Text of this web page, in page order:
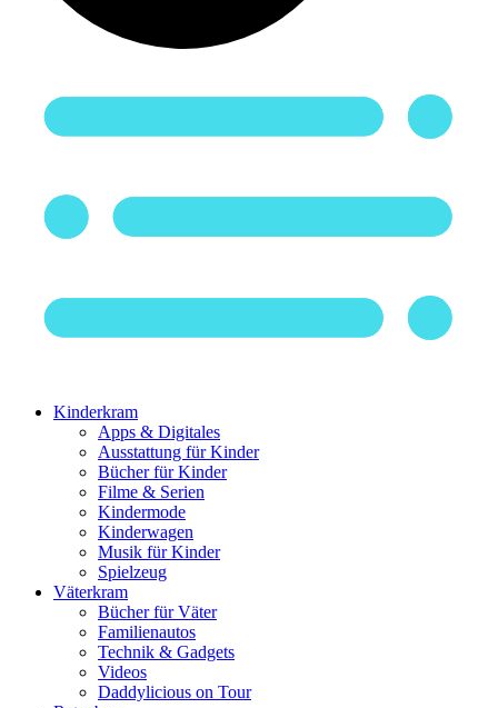
Kinderkram
Apps & Digitales
Ausstattung für Kinder
Bücher für Kinder
Filme & Serien
Kindermode
Kinderwagen
Musik für Kinder
Spielzeug
Väterkram
Bücher für Väter
Familienautos
Technik & Gadgets
Videos
Daddylicious on Tour